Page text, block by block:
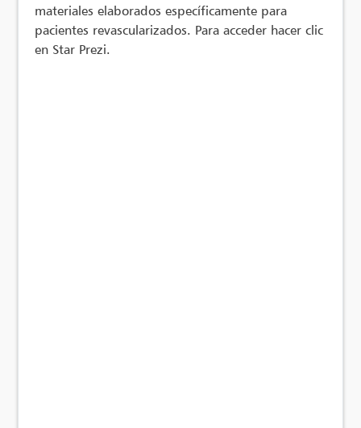
materiales elaborados específicamente para
pacientes revascularizados. Para acceder hacer clic
en Star Prezi.